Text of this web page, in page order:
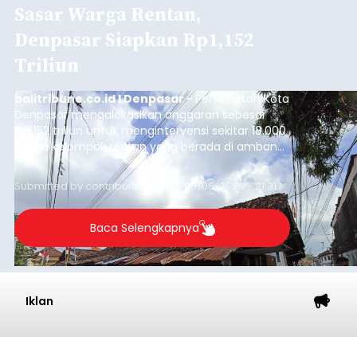
Sasar Warga Rentan,
Denpasar Siapkan Rp1,152
Triliun
balitribune.co.id I Denpasar - Pemerintah Kota
Denpasar mengalokasikan anggaran sebesar
Rp1,152 triliun untuk mengintervensi sekitar 18.000
warga kelompok rentan yang berada di ambang
garis kemiskinan. Langkah strategis ini diambil
guna menjaga masyarakat yang berada pada
kelompok desil 5 dan 6 tersebut agar tidak
merosot ke kategori miskin.
Submitted by contributor Thu, 08/06/2026 - 21:31
Baca Selengkapnya
Iklan